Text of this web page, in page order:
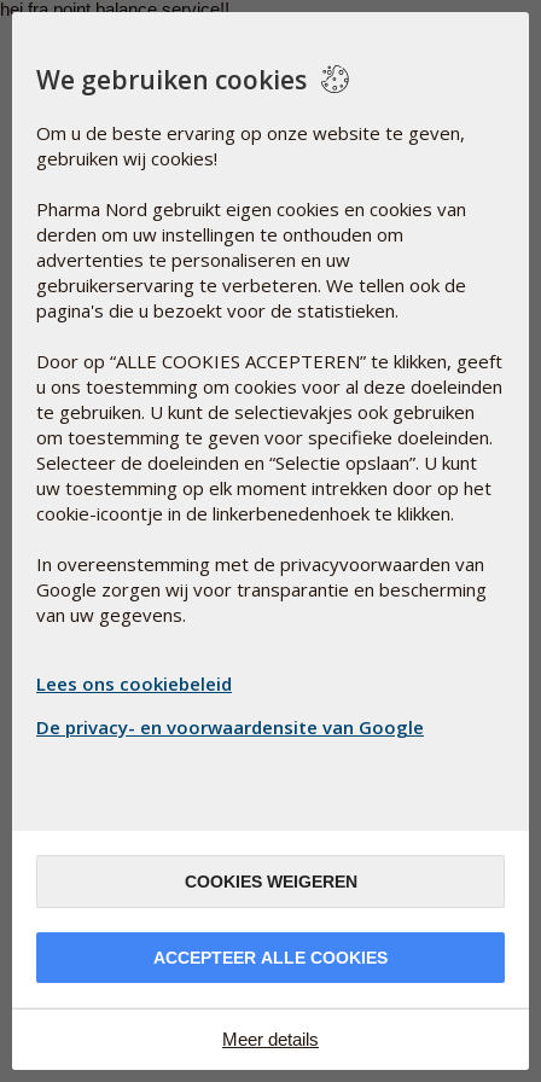
hej fra point balance service!!
We gebruiken cookies
Om u de beste ervaring op onze website te geven,
gebruiken wij cookies!
Pharma Nord gebruikt eigen cookies en cookies van
derden om uw instellingen te onthouden om
advertenties te personaliseren en uw
gebruikerservaring te verbeteren. We tellen ook de
pagina's die u bezoekt voor de statistieken.
Door op “ALLE COOKIES ACCEPTEREN” te klikken, geeft
u ons toestemming om cookies voor al deze doeleinden
te gebruiken. U kunt de selectievakjes ook gebruiken
om toestemming te geven voor specifieke doeleinden.
Selecteer de doeleinden en “Selectie opslaan”. U kunt
uw toestemming op elk moment intrekken door op het
cookie-icoontje in de linkerbenedenhoek te klikken.
In overeenstemming met de privacyvoorwaarden van
Google zorgen wij voor transparantie en bescherming
van uw gegevens.
Lees ons cookiebeleid
De privacy- en voorwaardensite van Google
COOKIES WEIGEREN
ACCEPTEER ALLE COOKIES
Meer details